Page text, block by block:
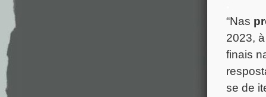
“Nas
2023,
finais
se de